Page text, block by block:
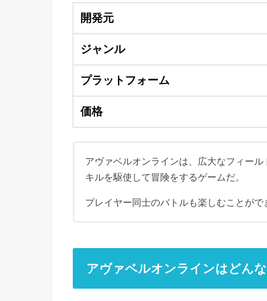
開発元
ジャンル
プラットフォーム
価格
アヴァベルオンラインは、広大なフィー
キルを駆使して冒険をするゲームだ。
プレイヤー同士のバトルも楽しむことがで
アヴァベルオンラインはどん